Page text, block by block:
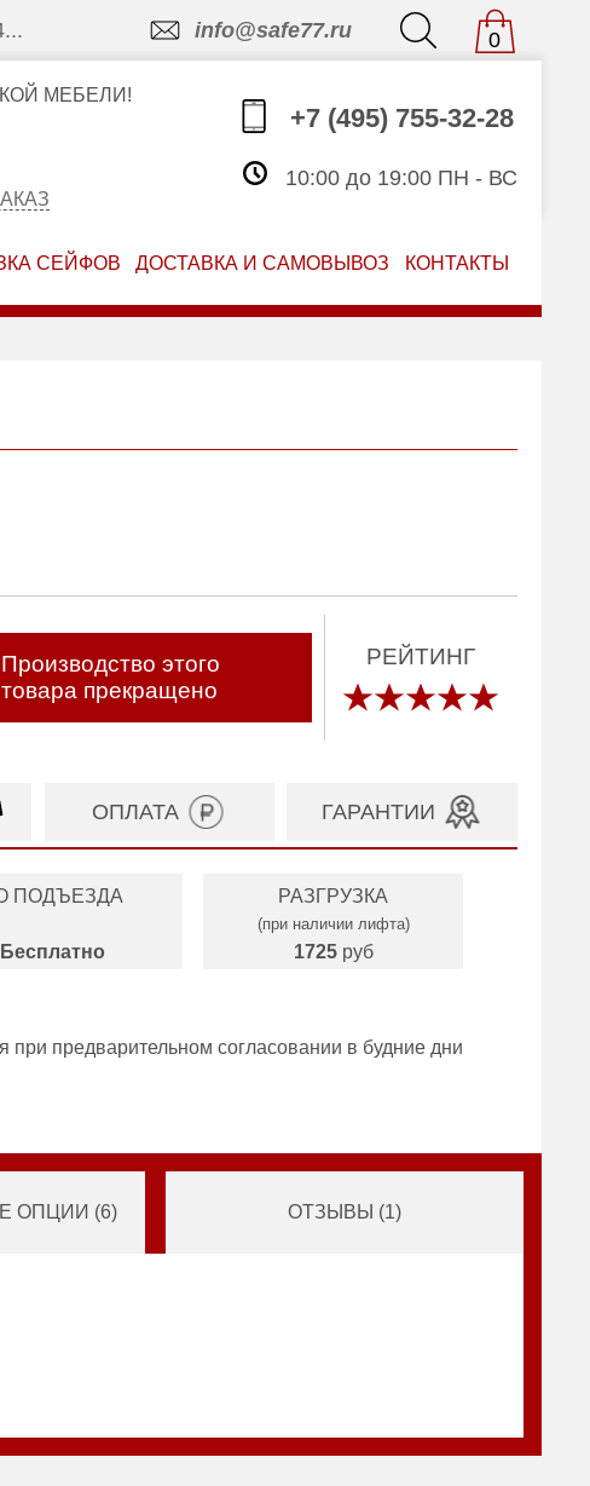
info@safe77.ru 0
МЕБЕЛИ!
+7 (495) 755-32-28
10:00 до 19:00 ПН - ВС
СЕЙФОВ ДОСТАВКА И САМОВЫВОЗ КОНТАКТЫ
Производство этого
товара прекращено
РЕЙТИНГ
ОПЛАТА ГАРАНТИИ
ПОДЪЕЗДА
Бесплатно
РАЗГРУЗКА
(при наличии лифта)
1725 руб
предварительном согласовании в будние дни
ОПЦИИ (6) ОТЗЫВЫ (1)